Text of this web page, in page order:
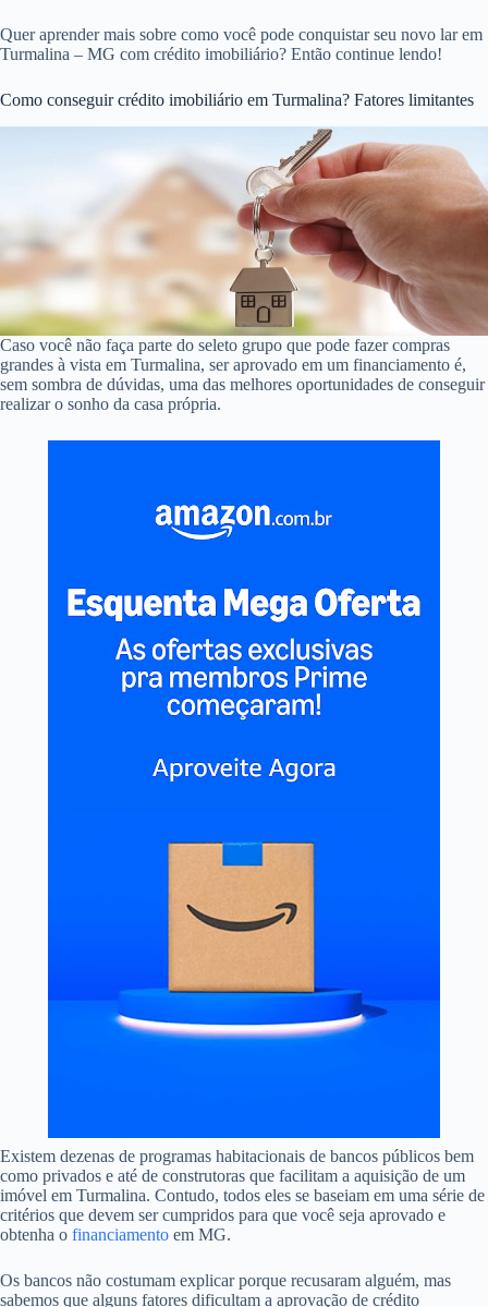
Quer aprender mais sobre como você pode conquistar seu novo lar em
Turmalina – MG com crédito imobiliário? Então continue lendo!
Como conseguir crédito imobiliário em Turmalina? Fatores limitantes
Caso você não faça parte do seleto grupo que pode fazer compras
grandes à vista em Turmalina, ser aprovado em um financiamento é,
sem sombra de dúvidas, uma das melhores oportunidades de conseguir
realizar o sonho da casa própria.
Existem dezenas de programas habitacionais de bancos públicos bem
como privados e até de construtoras que facilitam a aquisição de um
imóvel em Turmalina. Contudo, todos eles se baseiam em uma série de
critérios que devem ser cumpridos para que você seja aprovado e
obtenha o financiamento em MG.
Os bancos não costumam explicar porque recusaram alguém, mas
sabemos que alguns fatores dificultam a aprovação de crédito